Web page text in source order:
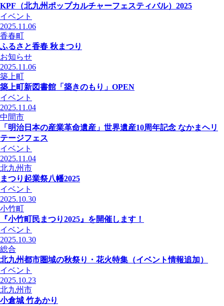
KPF（北九州ポップカルチャーフェスティバル）2025
イベント
2025.11.06
香春町
ふるさと香春 秋まつり
お知らせ
2025.11.06
築上町
築上町新図書館「築きのもり」OPEN
イベント
2025.11.04
中間市
「明治日本の産業革命遺産」世界遺産10周年記念 なかまヘリ
テージフェス
イベント
2025.11.04
北九州市
まつり起業祭八幡2025
イベント
2025.10.30
小竹町
『小竹町民まつり2025』を開催します！
イベント
2025.10.30
総合
北九州都市圏域の秋祭り・花火特集（イベント情報追加）
イベント
2025.10.23
北九州市
小倉城 竹あかり